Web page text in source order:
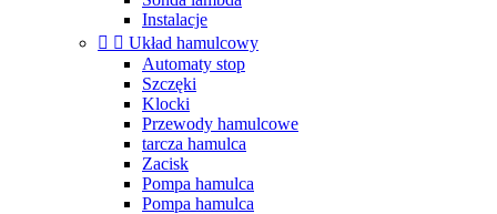
Instalacje
  Układ hamulcowy
Automaty stop
Szczęki
Klocki
Przewody hamulcowe
tarcza hamulca
Zacisk
Pompa hamulca
Pompa hamulca